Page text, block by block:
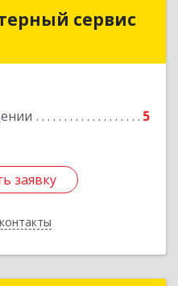
сервис
5
заявку
сервис
заявку